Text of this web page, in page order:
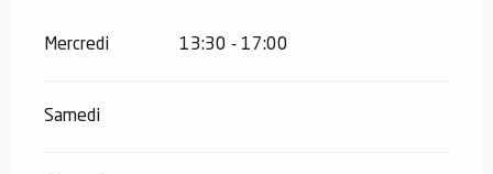
Mercredi 13:30 - 17:00
Samedi